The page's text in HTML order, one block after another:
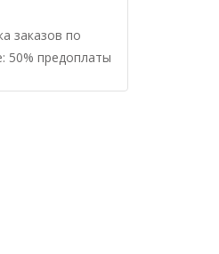
заказов по
50% предоплаты